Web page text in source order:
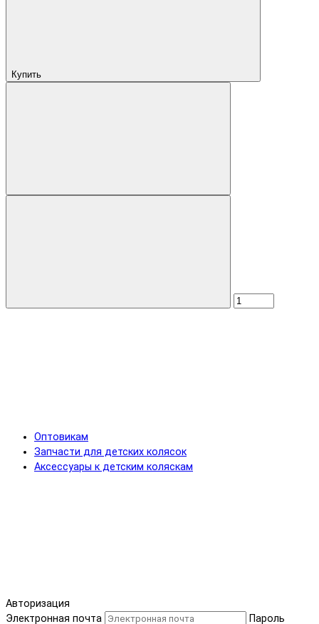
Купить
Оптовикам
Запчасти для детских колясок
Аксессуары к детским коляскам
Авторизация
Электронная почта
Пароль